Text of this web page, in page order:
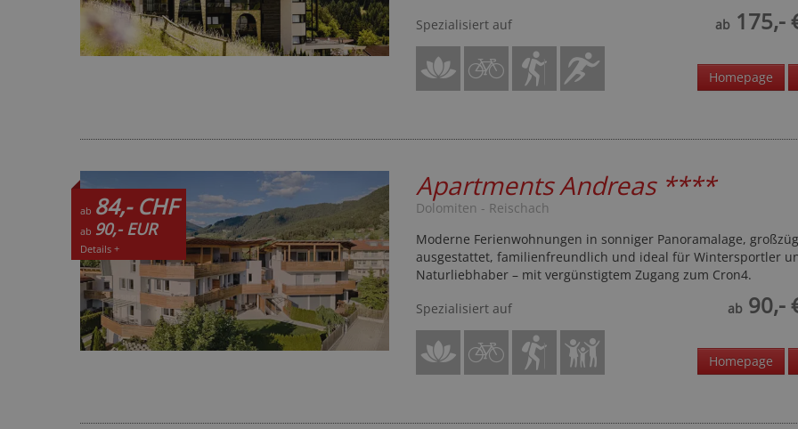
Spezialisiert auf
ab175,-
Homepage
ab 84,- CHF
ab 90,- EUR
Details +
Apartments Andreas ****
Dolomiten - Reischach
Moderne Ferienwohnungen in sonniger Panoramalage,
ausgestattet, familienfreundlich und ideal für Wintersportler
Naturliebhaber – mit vergünstigtem Zugang zum Cron4.
Spezialisiert auf
ab90,-
Homepage